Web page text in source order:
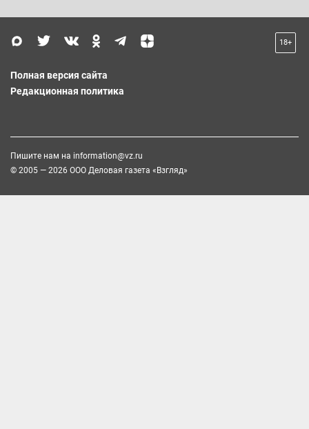
18+
Полная версия сайта
Редакционная политика
Пишите нам на information@vz.ru
© 2005 — 2026 ООО Деловая газета «Взгляд»